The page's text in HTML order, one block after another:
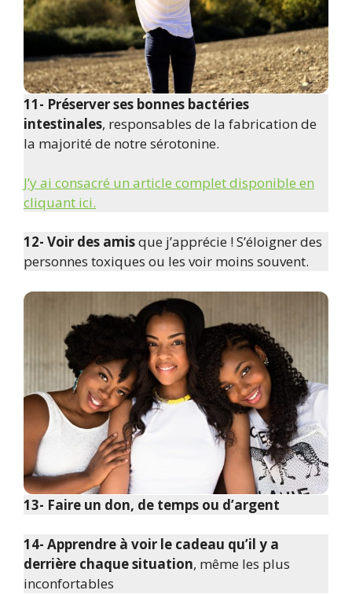
11- Préserver ses bonnes bactéries
intestinales, responsables de la fabrication de
la majorité de notre sérotonine.
J’y ai consacré un article complet disponible en
cliquant ici.
12- Voir des amisque j’apprécie ! S’éloigner des
personnes toxiques ou les voir moins souvent.
13- Faire un don, de temps ou d’argent
14- Apprendre à voir le cadeau qu’il y a
derrière chaque situation, même les plus
inconfortables